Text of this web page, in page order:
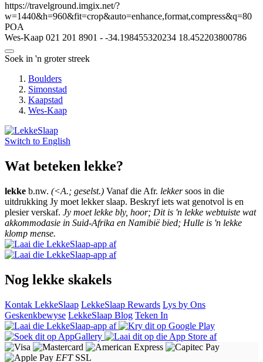
https://travelground.imgix.net/?
w=1440&h=960&fit=crop&auto=enhance,format,compress&q=80
POA
Wes-Kaap 021 201 8901 - -34.198455320234 18.452203800786
Soek in 'n groter streek
Boulders
Simonstad
Kaapstad
Wes-Kaap
Switch to English
Wat beteken lekke?
lekke b.nw. (<A.; geselst.) Vanaf die Afr. lekkersoos in die
uitdrukking Jy moet lekker slaap. Beskryf iets wat genotvol is en
plesier verskaf. Jy moet lekke bly, hoor; Dit is 'n lekke webtuiste wat
akkommodasie in Suid-Afrika en Namibië bied; Hulle is 'n lekke
klomp mense.
Nog lekke skakels
Kontak LekkeSlaap LekkeSlaap Rewards Lys by Ons
Geskenkbewyse LekkeSlaap Blog Teken In
EFT SSL